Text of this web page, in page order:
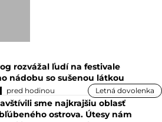
rozvážal ľudí na festivale
nádobu so sušenou látkou
pred hodinou Letná dovolenka
sme najkrajšiu oblasť
ostrova. Útesy nám